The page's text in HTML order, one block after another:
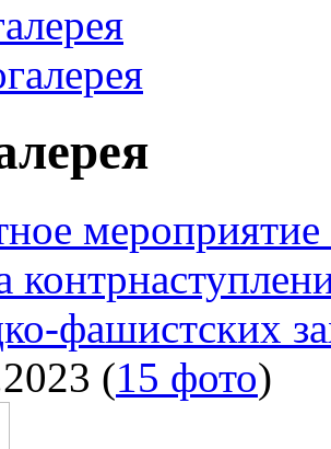
фашистских
(15 фото)